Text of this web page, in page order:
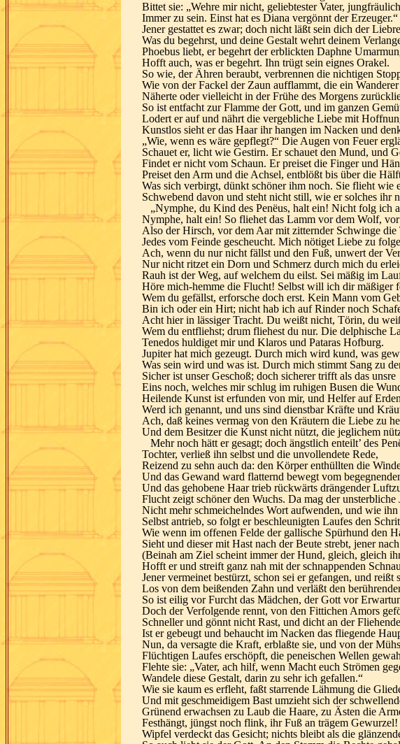
Bittet sie: „Wehre mir nicht, geliebtester Vater, jungfräulich
Immer zu sein. Einst hat es Diana vergönnt der Erzeuger.“
Jener gestattet es zwar; doch nicht läßt sein dich der
Was du begehrst, und deine Gestalt wehrt deinem
Phoebus liebt, er begehrt der erblickten Daphne
Hofft auch, was er begehrt. Ihn trügt sein eignes Orakel.
So wie, der Ähren beraubt, verbrennen die nichtigen
Wie von der Fackel der Zaun aufflammt, die ein
Näherte oder vielleicht in der Frühe des Morgens
So ist entfacht zur Flamme der Gott, und im ganzen
Lodert er auf und nährt die vergebliche Liebe mit
Kunstlos sieht er das Haar ihr hangen im Nacken und
„Wie, wenn es wäre gepflegt?“ Die Augen von Feuer
Schauet er, licht wie Gestirn. Er schauet den Mund, und
Findet er nicht vom Schaun. Er preiset die Finger und
Preiset den Arm und die Achsel, entblößt bis über die
Was sich verbirgt, dünkt schöner ihm noch. Sie flieht wie
Schwebend davon und steht nicht still, wie er solches ihr
„Nymphe, du Kind des Penëus, halt ein! Nicht folg ich
Nymphe, halt ein! So fliehet das Lamm vor dem Wolf,
Also der Hirsch, vor dem Aar mit zitternder Schwinge die
Jedes vom Feinde gescheucht. Mich nötiget Liebe zu
Ach, wenn du nur nicht fällst und den Fuß, unwert der
Nur nicht ritzet ein Dorn und Schmerz durch mich du
Rauh ist der Weg, auf welchem du eilst. Sei mäßig im
Höre mich-hemme die Flucht! Selbst will ich dir mäßiger
Wem du gefällst, erforsche doch erst. Kein Mann vom
Bin ich oder ein Hirt; nicht hab ich auf Rinder noch
Acht hier in lässiger Tracht. Du weißt nicht, Törin, du
Wem du entfliehst; drum fliehest du nur. Die delphische
Tenedos huldiget mir und Klaros und Pataras Hofburg.
Jupiter hat mich gezeugt. Durch mich wird kund, was
Was sein wird und was ist. Durch mich stimmt Sang zu
Sicher ist unser Geschoß; doch sicherer trifft als das unsre
Eins noch, welches mir schlug im ruhigen Busen die
Heilende Kunst ist erfunden von mir, und Helfer auf Erden
Werd ich genannt, und uns sind dienstbar Kräfte und
Ach, daß keines vermag von den Kräutern die Liebe zu
Und dem Besitzer die Kunst nicht nützt, die jeglichem
Mehr noch hätt er gesagt; doch ängstlich enteilt’ des
Tochter, verließ ihn selbst und die unvollendete Rede,
Reizend zu sehn auch da: den Körper enthüllten die
Und das Gewand ward flatternd bewegt vom
Und das gehobene Haar trieb rückwärts drängender
Flucht zeigt schöner den Wuchs. Da mag der unsterbliche
Nicht mehr schmeichelndes Wort aufwenden, und wie
Selbst antrieb, so folgt er beschleunigten Laufes den
Wie wenn im offenen Felde der gallische Spürhund den
Sieht und dieser mit Hast nach der Beute strebt, jener
(Beinah am Ziel scheint immer der Hund, gleich, gleich
Hofft er und streift ganz nah mit der schnappenden
Jener vermeinet bestürzt, schon sei er gefangen, und reißt
Los von dem beißenden Zahn und verläßt den
So ist eilig vor Furcht das Mädchen, der Gott vor
Doch der Verfolgende rennt, von den Fittichen Amors
Schneller und gönnt nicht Rast, und dicht an der
Ist er gebeugt und behaucht im Nacken das fliegende
Nun, da versagte die Kraft, erblaßte sie, und von der
Flüchtigen Laufes erschöpft, die peneischen Wellen
Flehte sie: „Vater, ach hilf, wenn Macht euch Strömen
Wandele diese Gestalt, darin zu sehr ich gefallen.“
Wie sie kaum es erfleht, faßt starrende Lähmung die
Und mit geschmeidigem Bast umzieht sich der
Grünend erwachsen zu Laub die Haare, zu Ästen die
Festhängt, jüngst noch flink, ihr Fuß an trägem Gewurzel!
Wipfel verdeckt das Gesicht; nichts bleibt als die